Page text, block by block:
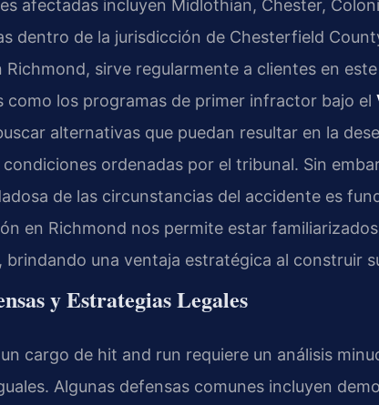
afectadas incluyen Midlothian, Chester,
dentro de la jurisdicción de Chesterfield
Richmond, sirve regularmente a clientes en
como los programas de primer infractor bajo el
alternativas que puedan resultar en la
ordenadas por el tribunal. Sin
de las circunstancias del accidente es
en Richmond nos permite estar
brindando una ventaja estratégica al construir
y Estrategias Legales
cargo de hit and run requiere un análisis
Algunas defensas comunes incluyen